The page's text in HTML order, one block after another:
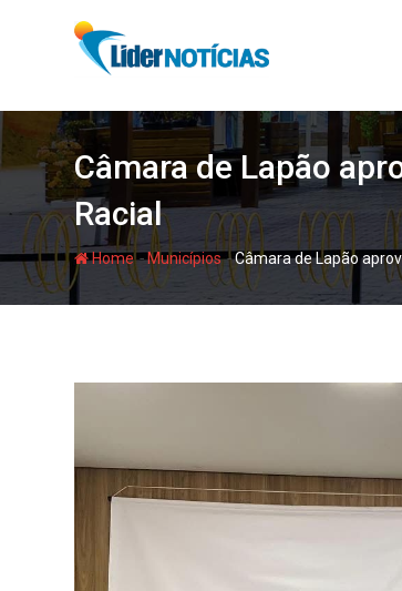
Câmara de Lapão
Racial
Home-Municípios-Câmara de Lapão